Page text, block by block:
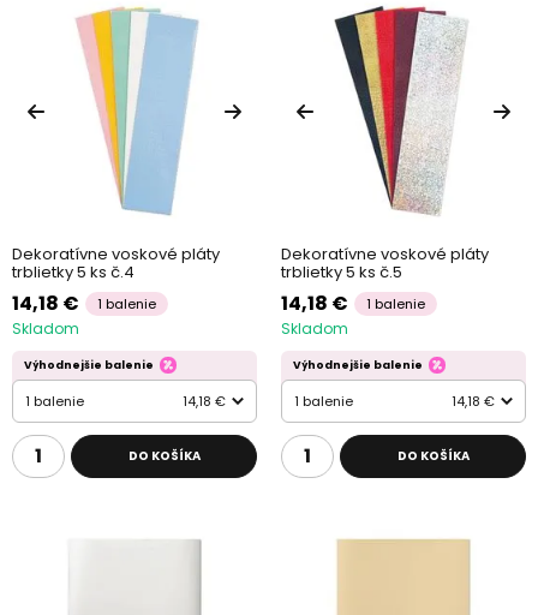
Dekoratívne voskové pláty
trblietky 5 ks č.4
14,18 € 1 balenie
Skladom
Výhodnejšie balenie
1 balenie 14,18 €
DO KOŠÍKA
Dekoratívne voskové pláty
trblietky 5 ks č.5
14,18 € 1 balenie
Skladom
Výhodnejšie balenie
1 balenie 14,18 €
DO KOŠÍKA